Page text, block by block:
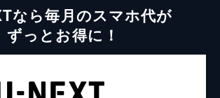
なら毎月のスマホ代が
ずっとお得に！